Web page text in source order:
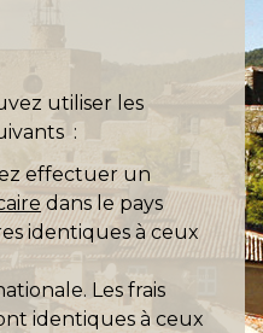
utiliser les
:
effectuer un
dans le pays
identiques à ceux
Les frais
identiques à ceux